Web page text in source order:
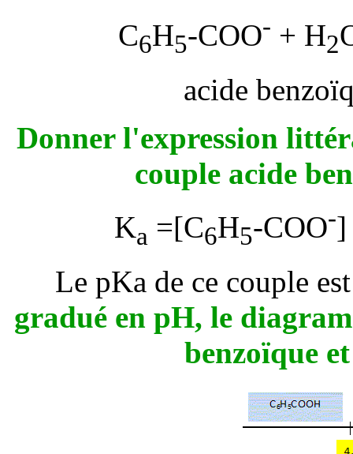
C6H5-COO- + H2
acide
Donner l'expression
couple acide
Ka =[C6H5-COO-]
Le pKa de ce couple
gradué en pH, le
benzoïque